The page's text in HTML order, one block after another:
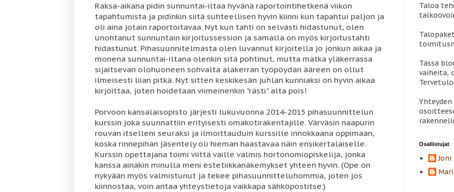
Raksa-aikana pidin sunnuntai-iltaa hyvänä raportointihetkenä viikon
tapahtumista ja pidinkin siitä suhteellisen hyvin kiinni kun tapahtui paljon ja
oli aina jotain raportoitavaa. Nyt kun tahti on selvästi hidastunut, olen
unohtanut sunnuntain kirjoitussession ja samalla on myös kirjoitustahti
hidastunut. Pihasuunnitelmasta olen luvannut kirjoitella jo jonkun aikaa ja
monena sunnuntai-iltana olenkin sitä pohtinut, mutta matka yläkerrassa
sijaitsevan olohuoneen sohvalta alakerran työpöydän ääreen on ollut
ilmeisesti liian pitkä. Nyt sitten keskikesän juhlan kunniaksi on hyvin aikaa
kirjoittaa, joten hoidetaan viimeinenkin "rästi" alta pois!
Porvoon kansalaisopisto järjesti lukuvuonna 2014-2015 pihasuunnittelun
kurssin joka suunnattiin erityisesti omakotirakentajille. Värväsin naapurin
rouvan itselleni seuraksi ja ilmoittauduin kurssille innokkaana oppimaan,
koska rinnepihan jäsentely oli hieman haastavaa näin ensikertalaiselle.
Kurssin opettajana toimi viittä vaille valmis hortonomiopiskelija, jonka
kanssa ainakin minulla meni estetiikkanäkemykset yhteen hyvin. (Ope on
nykyään myös valmistunut ja tekee pihasuunnitteluhommia, joten jos
kiinnostaa, voin antaa yhteystietoja vaikkapa sähköpostitse.)
Taloa
Tässä
vaiheita,
Osallistujat
Joni